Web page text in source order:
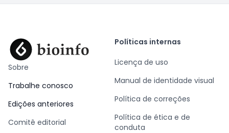
Sobre
Trabalhe conosco
Edições anteriores
Comitê editorial
Políticas internas
Licença de uso
Manual de identidade visual
Política de correções
Política de ética e de
conduta